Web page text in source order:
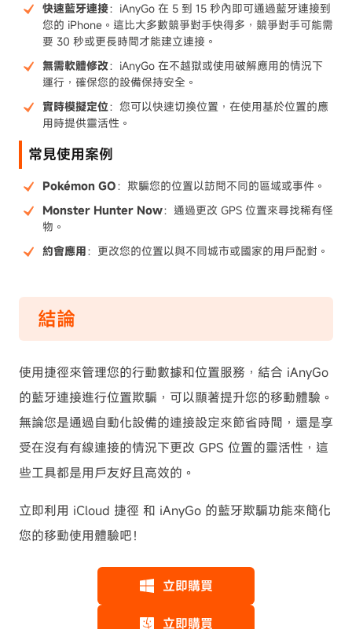
快速藍牙連接：iAnyGo 在 5 到 15 秒內即可通過藍牙連接到
您的 iPhone。這比大多數競爭對手快得多，競爭對手可能需
要 30 秒或更長時間才能建立連接。
無需軟體修改：iAnyGo 在不越獄或使用破解應用的情況下
運行，確保您的設備保持安全。
實時模擬定位：您可以快速切換位置，在使用基於位置的應
用時提供靈活性。
常見使用案例
Pokémon GO：欺騙您的位置以訪問不同的區域或事件。
Monster Hunter Now：通過更改 GPS 位置來尋找稀有怪
物。
約會應用：更改您的位置以與不同城市或國家的用戶配對。
結論
使用捷徑來管理您的行動數據和位置服務，結合 iAnyGo
的藍牙連接進行位置欺騙，可以顯著提升您的移動體驗。
無論您是通過自動化設備的連接設定來節省時間，還是享
受在沒有有線連接的情況下更改 GPS 位置的靈活性，這
些工具都是用戶友好且高效的。
立即利用 iCloud 捷徑 和 iAnyGo 的藍牙欺騙功能來簡化
您的移動使用體驗吧！